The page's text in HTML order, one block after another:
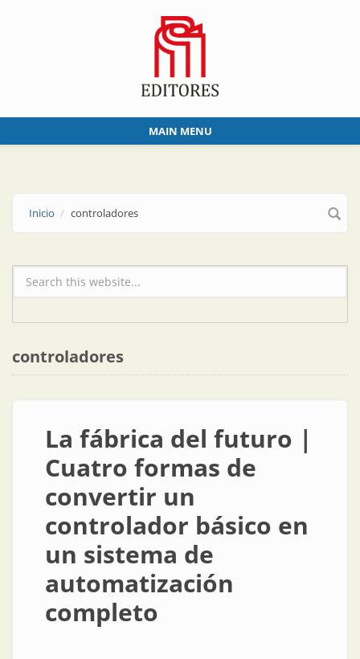
MAIN MENU
Inicio controladores
Formulario de búsqueda
controladores
La fábrica del futuro |
Cuatro formas de
convertir un
controlador básico en
un sistema de
automatización
completo